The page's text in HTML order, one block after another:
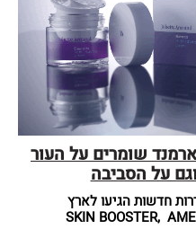
ארמנד שומרים על העור
על הסביבה
SKIN BOOSTER,